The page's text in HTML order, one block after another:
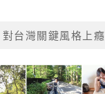
對台灣關鍵風格上癮